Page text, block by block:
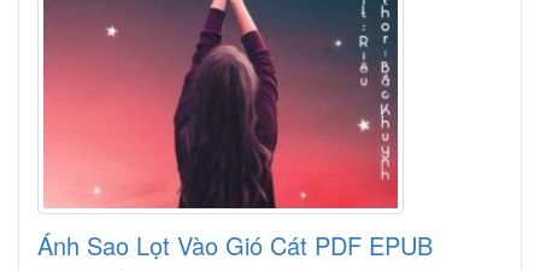
Ánh Sao Lọt Vào Gió Cát PDF EPUB